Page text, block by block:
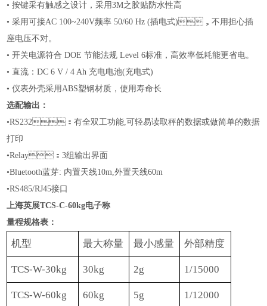
• 按键采有触感之设计，采用3M之胶贴防水性高
• 采用可接AC 100~240V频率 50/60 Hz (插电式)，不用担心插
座电压不对。
• 开关电源符合 DOE 节能法规 Level 6标准，高效率低耗能更省电。
• 直流：DC 6 V / 4 Ah 充电电池(充电式)
• 仪表外壳采用ABS塑钢材质，使用寿命长
选配输出：
•RS232：有全双工功能,可轻易读取秤的数据或做简单的数据
打印
•Relay：3组输出界面
•Bluetooth蓝芽: 内置天线10m,外置天线60m
•RS485/RJ45接口
上海英展TCS-C-60kg电子称
量程规格表：
机型 最大称量 最小感量 外部精度
TCS-W-30kg 30kg 2g 1/15000
TCS-W-60kg 60kg 5g 1/12000